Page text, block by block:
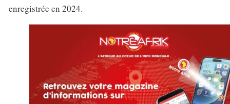
enregistrée en 2024.